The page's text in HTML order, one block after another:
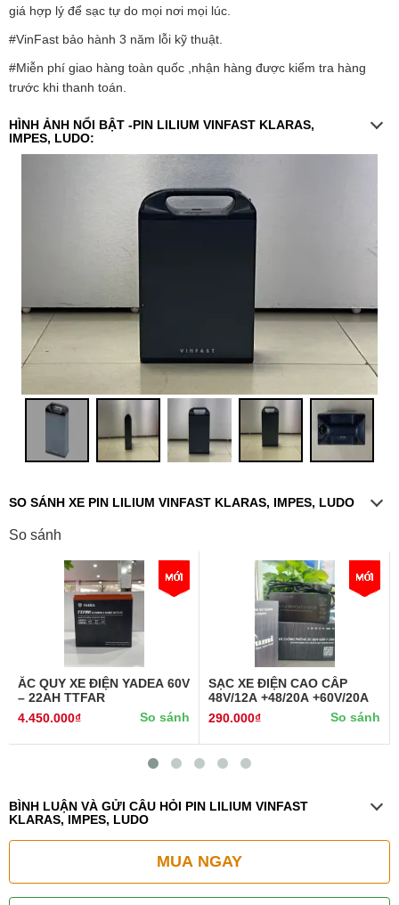
giá hợp lý để sạc tự do mọi nơi mọi lúc.
#VinFast bảo hành 3 năm lỗi kỹ thuật.
#Miễn phí giao hàng toàn quốc ,nhận hàng được kiểm tra hàng
trước khi thanh toán.
HÌNH ẢNH NỔI BẬT -PIN LILIUM VINFAST KLARAS,
IMPES, LUDO:
SO SÁNH XE PIN LILIUM VINFAST KLARAS, IMPES, LUDO
So sánh
ẮC QUY XE ĐIỆN YADEA 60V
– 22AH TTFAR
4.450.000₫
So sánh
SẠC XE ĐIỆN CAO CẤP
48V/12A +48/20A +60V/20A
290.000₫
So sánh
BÌNH LUẬN VÀ GỬI CÂU HỎI PIN LILIUM VINFAST
KLARAS, IMPES, LUDO
MUA NGAY